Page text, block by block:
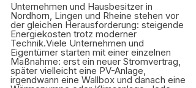
Unternehmen und Hausbesitzer in
Nordhorn, Lingen und Rheine stehen vor
der gleichen Herausforderung: steigende
Energiekosten trotz moderner
Technik.Viele Unternehmen und
Eigentümer starten mit einer einzelnen
Maßnahme: erst ein neuer Stromvertrag,
später vielleicht eine PV-Anlage,
irgendwann eine Wallbox und danach eine